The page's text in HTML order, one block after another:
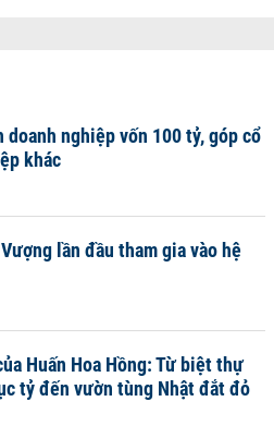
doanh nghiệp vốn 100 tỷ, góp cổ
khác
lần đầu tham gia vào hệ
Huấn Hoa Hồng: Từ biệt thự
tỷ đến vườn tùng Nhật đắt đỏ